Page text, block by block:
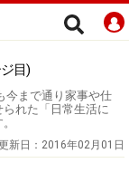
目)
今まで通り家事や仕
れた「日常生活に
新日： 2016年02月01日